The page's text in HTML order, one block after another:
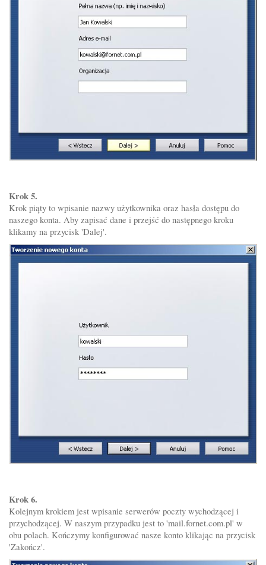
Krok 5.
Krok piąty to wpisanie nazwy użytkownika oraz hasła dostępu do
naszego konta. Aby zapisać dane i przejść do następnego kroku
klikamy na przycisk 'Dalej'.
Krok 6.
Kolejnym krokiem jest wpisanie serwerów poczty wychodzącej i
przychodzącej. W naszym przypadku jest to 'mail.fornet.com.pl' w
obu polach. Kończymy konfigurować nasze konto klikając na przycisk
'Zakończ'.